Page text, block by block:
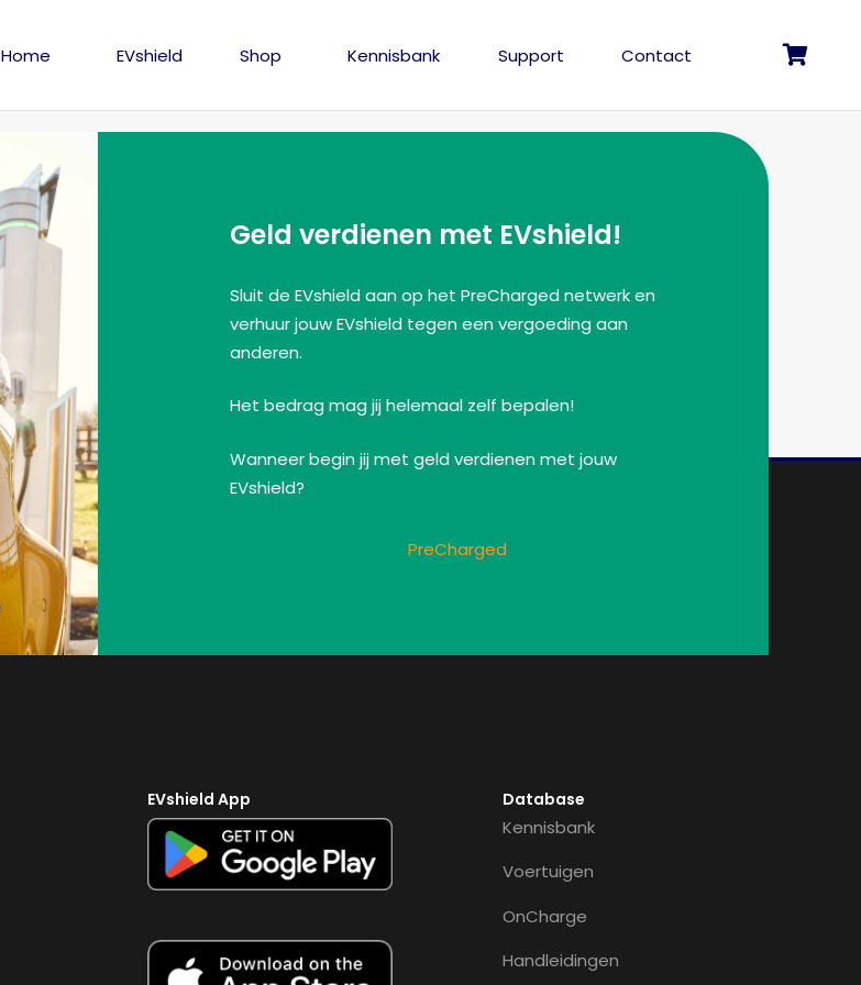
Home EVshield Shop Kennisbank Support Contact
Geld verdienen met EVshield!
Sluit de EVshield aan op het PreCharged netwerk en
verhuur jouw EVshield tegen een vergoeding aan
anderen.
Het bedrag mag jij helemaal zelf bepalen!
Wanneer begin jij met geld verdienen met jouw
EVshield?
PreCharged
EVshield App Database
Kennisbank
Voertuigen
OnCharge
Handleidingen